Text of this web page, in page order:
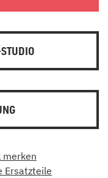
Ersatzteile